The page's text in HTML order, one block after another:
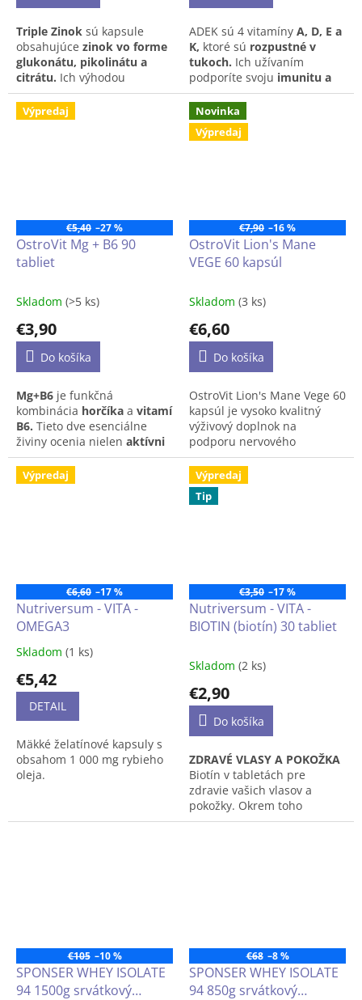
Triple Zinok sú kapsule
obsahujúce zinok vo forme
glukonátu, pikolinátu a
citrátu. Ich výhodou
jelepšie vstrebávanietejto
kľúčovej minerálnej látky,
ktorá ovplyvňuje množstvo
testosterónu v krvi.
ADEK sú 4 vitamíny A, D, E a
K, ktoré sú rozpustné v
tukoch. Ich užívaním
podporíte svoju imunitu a
ochranu buniekpred
stresom,udržanie
kostí a
zubov,fungovanie
Výpredaj
€5,40 –27 %
OstroVit Mg + B6 90
tabliet
Skladom (>5 ks)
€3,90
Do košíka
Mg+B6 je funkčná
kombinácia horčíka a vitamínu
B6. Tieto dve esenciálne
živiny ocenia nielen aktívni
ľudia,ale aj všetci tí, ktorí sa
chcú starať o
zdravie.Sú totiž súčasťou
nervového systému a
psychiky.
Novinka
Výpredaj
€7,90 –16 %
OstroVit Lion's Mane
VEGE 60 kapsúl
Skladom (3 ks)
€6,60
Do košíka
OstroVit Lion's Mane Vege 60
kapsúl je vysoko kvalitný
výživový doplnok na
podporu nervového
systému, ktorý obsahuje
extrakt z huby koralovec
ježovitý (lion's mane). Každá
kapsula obsahuje 500 mg
ľudí, ktorí hľadajúprírodnú
podporu mozgovej činnosti,
koncentrácie a pamäti– a
Výpredaj
€6,60 –17 %
Nutriversum - VITA -
OMEGA3
Priemerné
produktu
5,0
5
hviezdičiek.
Skladom (1 ks)
€5,42
DETAIL
Mäkké želatínové kapsuly s
obsahom 1 000 mg rybieho
oleja.
balenie než to, ktoré je na
Výpredaj
Tip
€3,50 –17 %
Nutriversum - VITA -
BIOTIN (biotín) 30 tabliet
Skladom (2 ks)
€2,90
Do košíka
ZDRAVÉ VLASY A POKOŽKA
Biotín v tabletách pre
zdravie vašich vlasov a
pokožky. Okrem toho
zohráva dôležitú úlohu v
€105 –10 %
SPONSER WHEY ISOLATE
94 1500g srvátkový
€68 –8 %
SPONSER WHEY ISOLATE
94 850g srvátkový